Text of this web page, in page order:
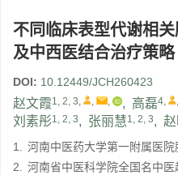
不同临床表型代谢相
及中西医结合治疗策略
DOI: 10.12449/JCH260423
赵文霞1, 2, 3, , , , 高磊4, ,
刘素彤1, 2, 3, 张丽慧1, 2, 3,
1. 河南中医药大学第一附属医
2. 河南省中医科学院全国名中医